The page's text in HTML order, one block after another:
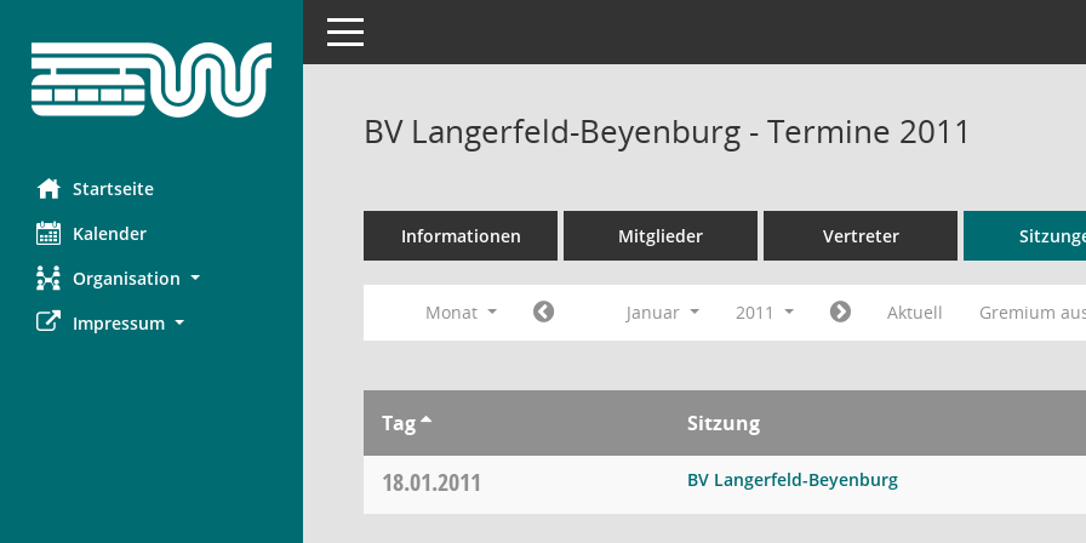
Startseite
Kalender
Organisation
Impressum
Toggle navigation
BV Langerfeld-Beyenburg - Termine 2011
Informationen Mitglieder Vertreter
Monat Januar 2011 Aktuell Gremium
Tag Sitzung
18.01.2011 BV Langerfeld-Beyenburg